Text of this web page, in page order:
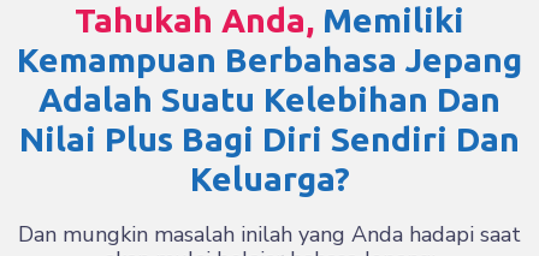
Tahukah Anda, Memiliki
Kemampuan Berbahasa Jepang
Adalah Suatu Kelebihan Dan
Nilai Plus Bagi Diri Sendiri Dan
Keluarga?
Dan mungkin masalah inilah yang Anda hadapi saat